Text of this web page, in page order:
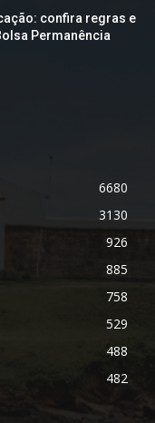
confira regras e
Permanência
6680
3130
926
885
758
529
488
482